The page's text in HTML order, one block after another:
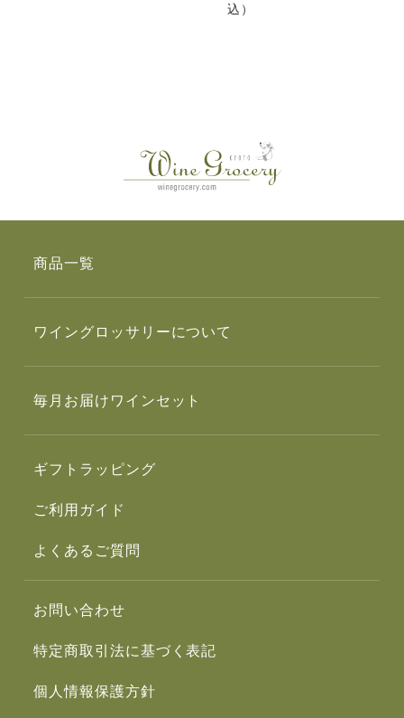
込）
商品一覧
ワイングロッサリーについて
毎月お届けワインセット
ギフトラッピング
ご利用ガイド
よくあるご質問
お問い合わせ
特定商取引法に基づく表記
個人情報保護方針